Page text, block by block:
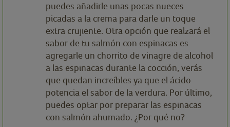
puedes añadirle unas pocas nueces
picadas a la crema para darle un toque
extra crujiente. Otra opción que realzará el
sabor de tu salmón con espinacas es
agregarle un chorrito de vinagre de alcohol
a las espinacas durante la cocción, verás
que quedan increíbles ya que el ácido
potencia el sabor de la verdura. Por último,
puedes optar por preparar las espinacas
con salmón ahumado. ¿Por qué no?